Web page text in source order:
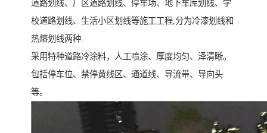
道路划线、厂区道路划线、停车场、地下车库划线、学
校道路划线、生活小区划线等施工工程,分为冷漆划线和
热熔划线两种.
采用特种道路冷涂料，人工喷涂、厚度均匀、泽清晰。
包括停车位、禁停黄线区、通道线、导流带、导向头
等。